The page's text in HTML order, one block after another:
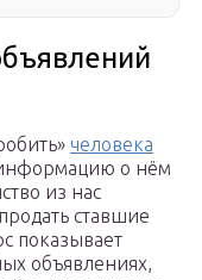
человека
о нём
из нас
ставшие
показывает
объявлениях,